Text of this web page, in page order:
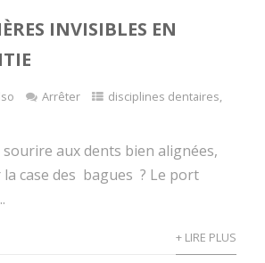
INVISIBLES EN
Arrêter disciplines dentaires,
sourire aux dents bien alignées,
la case des bagues ? Le port
+ LIRE PLUS